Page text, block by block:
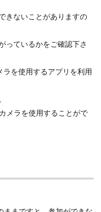
きないことがありますの
っているかをご確認下さ
ラを使用するアプリを利用
メラを使用することがで